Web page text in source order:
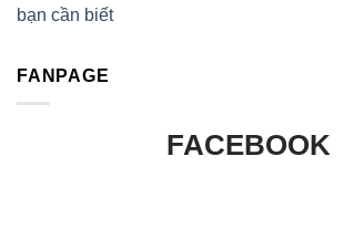
bạn cần biết
FANPAGE
FACEBOOK